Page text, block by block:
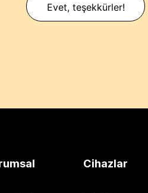
Evet, teşekkürler!
Cihazlar